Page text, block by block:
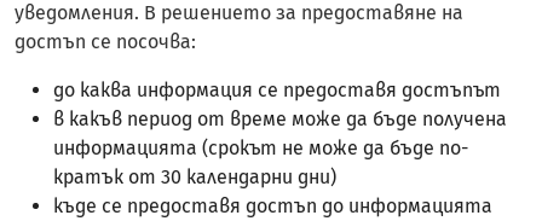
уведомления. В решението за предоставяне на
достъп се посочва:
до каква информация се предоставя достъпът
в какъв период от време може да бъде получена
информацията (срокът не може да бъде по-
кратък от 30 календарни дни)
къде се предоставя достъп до информацията